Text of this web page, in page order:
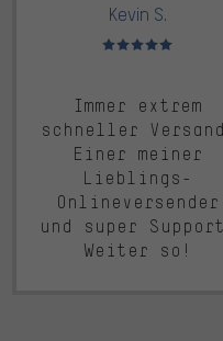
Kevin S.
Bewertungen: 5 von 5
Immer extrem
schneller
Einer meiner
Lieblings-
Onlineversender
und super
Weiter so!